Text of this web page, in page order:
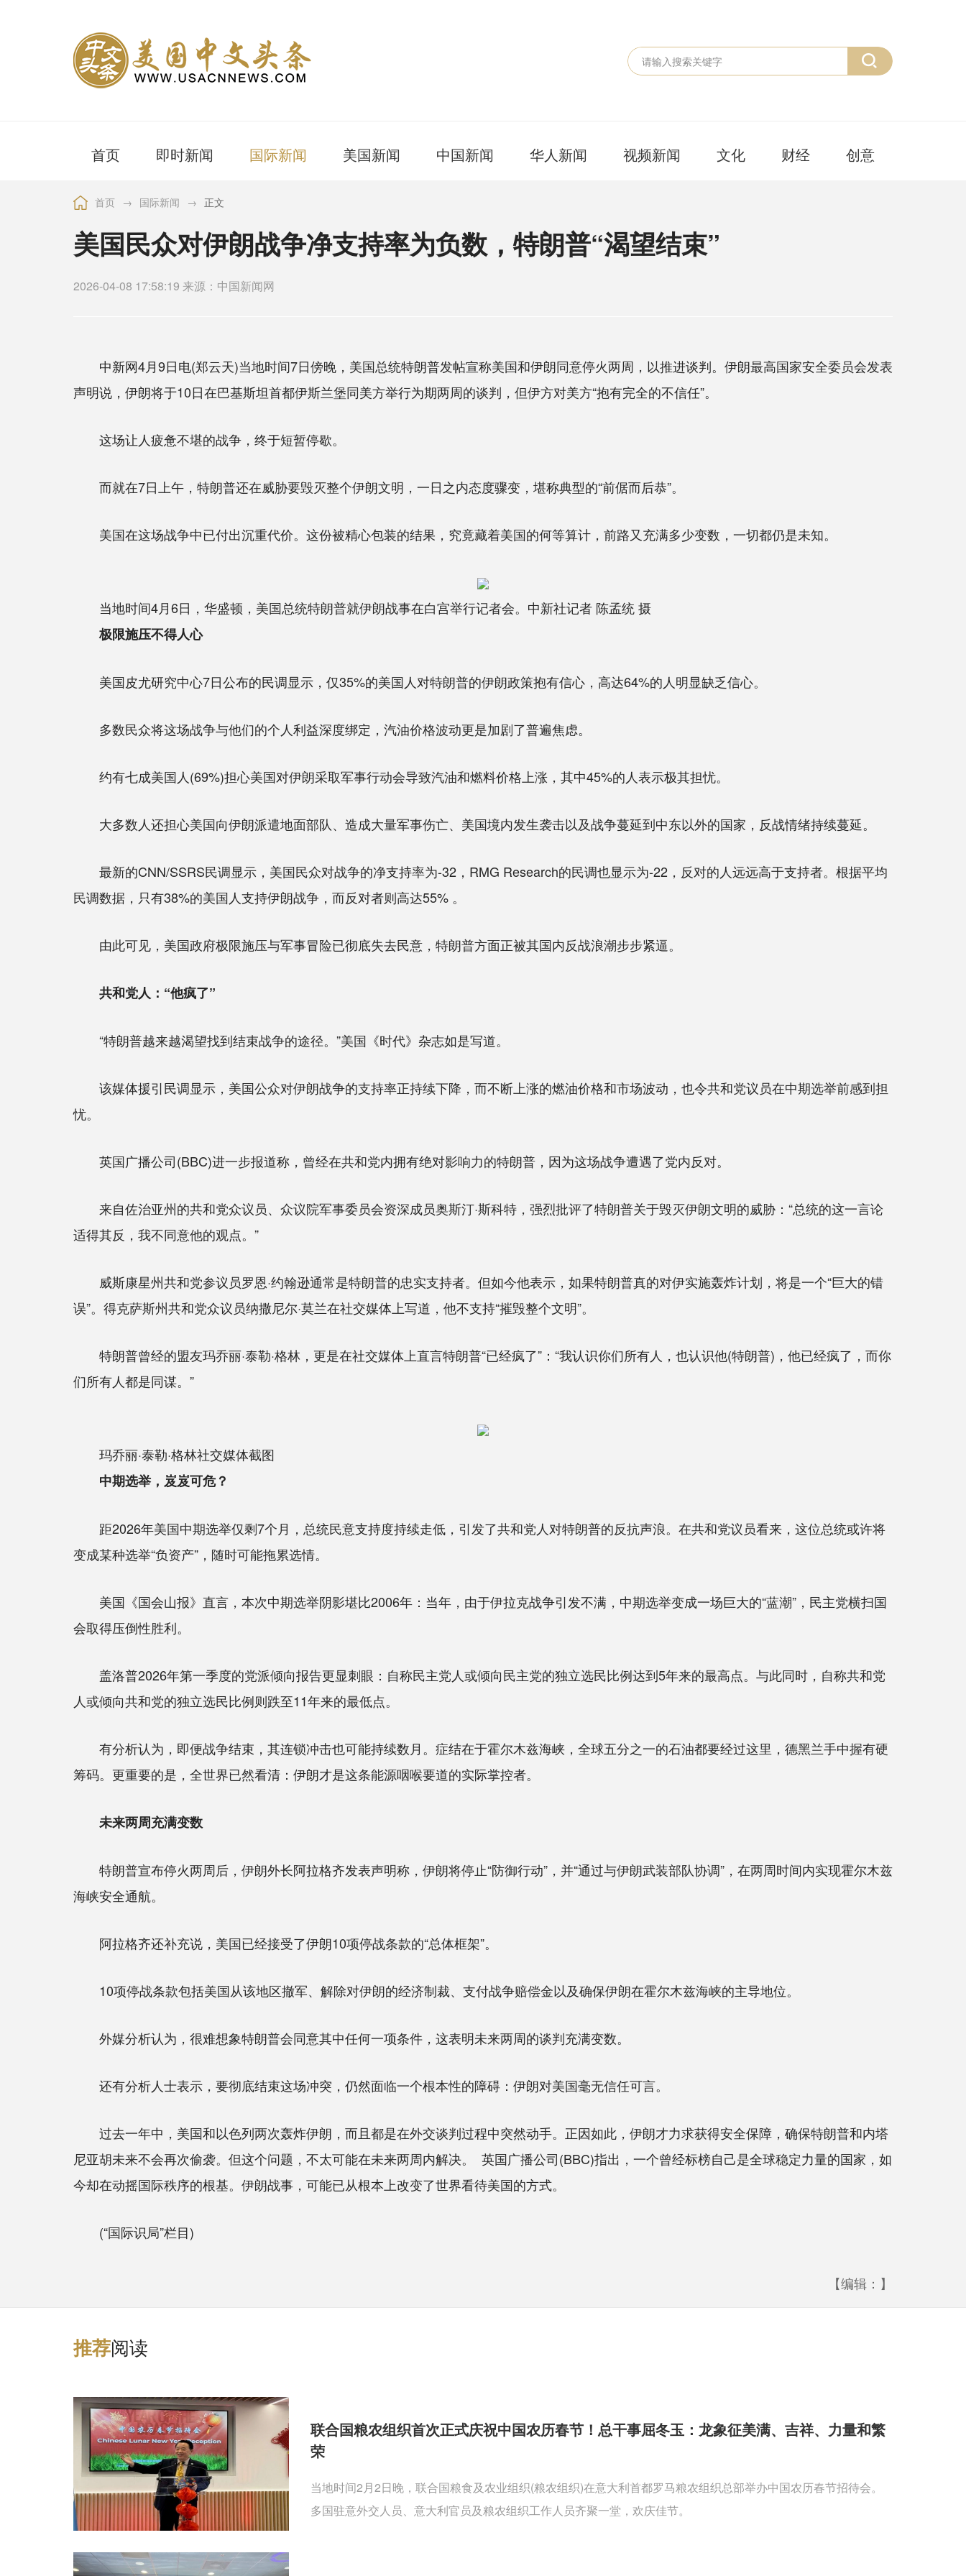
首页 即时新闻 国际新闻 美国新闻 中国新闻 华人新闻 视频新闻 文化 财经 创意
首页 → 国际新闻 → 正文
美国民众对伊朗战争净支持率为负数，特朗普“渴望结束”
2026-04-08 17:58:19 来源：中国新闻网
中新网4月9日电(郑云天)当地时间7日傍晚，美国总统特朗普发帖宣称美国和伊朗同意停火两周，以推进谈判。伊朗最高国家安全委员会发表
声明说，伊朗将于10日在巴基斯坦首都伊斯兰堡同美方举行为期两周的谈判，但伊方对美方“抱有完全的不信任”。
这场让人疲惫不堪的战争，终于短暂停歇。
而就在7日上午，特朗普还在威胁要毁灭整个伊朗文明，一日之内态度骤变，堪称典型的“前倨而后恭”。
美国在这场战争中已付出沉重代价。这份被精心包装的结果，究竟藏着美国的何等算计，前路又充满多少变数，一切都仍是未知。
当地时间4月6日，华盛顿，美国总统特朗普就伊朗战事在白宫举行记者会。中新社记者 陈孟统 摄
极限施压不得人心
美国皮尤研究中心7日公布的民调显示，仅35%的美国人对特朗普的伊朗政策抱有信心，高达64%的人明显缺乏信心。
多数民众将这场战争与他们的个人利益深度绑定，汽油价格波动更是加剧了普遍焦虑。
约有七成美国人(69%)担心美国对伊朗采取军事行动会导致汽油和燃料价格上涨，其中45%的人表示极其担忧。
大多数人还担心美国向伊朗派遣地面部队、造成大量军事伤亡、美国境内发生袭击以及战争蔓延到中东以外的国家，反战情绪持续蔓延。
最新的CNN/SSRS民调显示，美国民众对战争的净支持率为-32，RMG Research的民调也显示为-22，反对的人远远高于支持者。根据平均
民调数据，只有38%的美国人支持伊朗战争，而反对者则高达55% 。
由此可见，美国政府极限施压与军事冒险已彻底失去民意，特朗普方面正被其国内反战浪潮步步紧逼。
共和党人：“他疯了”
“特朗普越来越渴望找到结束战争的途径。”美国《时代》杂志如是写道。
该媒体援引民调显示，美国公众对伊朗战争的支持率正持续下降，而不断上涨的燃油价格和市场波动，也令共和党议员在中期选举前感到担
忧。
英国广播公司(BBC)进一步报道称，曾经在共和党内拥有绝对影响力的特朗普，因为这场战争遭遇了党内反对。
来自佐治亚州的共和党众议员、众议院军事委员会资深成员奥斯汀·斯科特，强烈批评了特朗普关于毁灭伊朗文明的威胁：“总统的这一言论
适得其反，我不同意他的观点。”
威斯康星州共和党参议员罗恩·约翰逊通常是特朗普的忠实支持者。但如今他表示，如果特朗普真的对伊实施轰炸计划，将是一个“巨大的错
误”。得克萨斯州共和党众议员纳撒尼尔·莫兰在社交媒体上写道，他不支持“摧毁整个文明”。
特朗普曾经的盟友玛乔丽·泰勒·格林，更是在社交媒体上直言特朗普“已经疯了”：“我认识你们所有人，也认识他(特朗普)，他已经疯了，而你
们所有人都是同谋。”
玛乔丽·泰勒·格林社交媒体截图
中期选举，岌岌可危？
距2026年美国中期选举仅剩7个月，总统民意支持度持续走低，引发了共和党人对特朗普的反抗声浪。在共和党议员看来，这位总统或许将
变成某种选举“负资产”，随时可能拖累选情。
美国《国会山报》直言，本次中期选举阴影堪比2006年：当年，由于伊拉克战争引发不满，中期选举变成一场巨大的“蓝潮”，民主党横扫国
会取得压倒性胜利。
盖洛普2026年第一季度的党派倾向报告更显刺眼：自称民主党人或倾向民主党的独立选民比例达到5年来的最高点。与此同时，自称共和党
人或倾向共和党的独立选民比例则跌至11年来的最低点。
有分析认为，即便战争结束，其连锁冲击也可能持续数月。症结在于霍尔木兹海峡，全球五分之一的石油都要经过这里，德黑兰手中握有硬
筹码。更重要的是，全世界已然看清：伊朗才是这条能源咽喉要道的实际掌控者。
未来两周充满变数
特朗普宣布停火两周后，伊朗外长阿拉格齐发表声明称，伊朗将停止“防御行动”，并“通过与伊朗武装部队协调”，在两周时间内实现霍尔木兹
海峡安全通航。
阿拉格齐还补充说，美国已经接受了伊朗10项停战条款的“总体框架”。
10项停战条款包括美国从该地区撤军、解除对伊朗的经济制裁、支付战争赔偿金以及确保伊朗在霍尔木兹海峡的主导地位。
外媒分析认为，很难想象特朗普会同意其中任何一项条件，这表明未来两周的谈判充满变数。
还有分析人士表示，要彻底结束这场冲突，仍然面临一个根本性的障碍：伊朗对美国毫无信任可言。
过去一年中，美国和以色列两次轰炸伊朗，而且都是在外交谈判过程中突然动手。正因如此，伊朗才力求获得安全保障，确保特朗普和内塔
尼亚胡未来不会再次偷袭。但这个问题，不太可能在未来两周内解决。 英国广播公司(BBC)指出，一个曾经标榜自己是全球稳定力量的国家，如
今却在动摇国际秩序的根基。伊朗战事，可能已从根本上改变了世界看待美国的方式。
(“国际识局”栏目)
【编辑：】
推荐阅读
联合国粮农组织首次正式庆祝中国农历春节！总干事屈冬玉：龙象征美满、吉祥、力量和繁
荣
当地时间2月2日晚，联合国粮食及农业组织(粮农组织)在意大利首都罗马粮农组织总部举办中国农历春节招待会。
多国驻意外交人员、意大利官员及粮农组织工作人员齐聚一堂，欢庆佳节。